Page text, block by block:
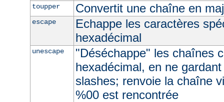
toupper Convertit une chaîne en
escape
Echappe les caractères
hexadécimal
unescape
"Déséchappe" les chaînes
hexadécimal, en ne
slashes; renvoie la chaîne
%00 est rencontrée